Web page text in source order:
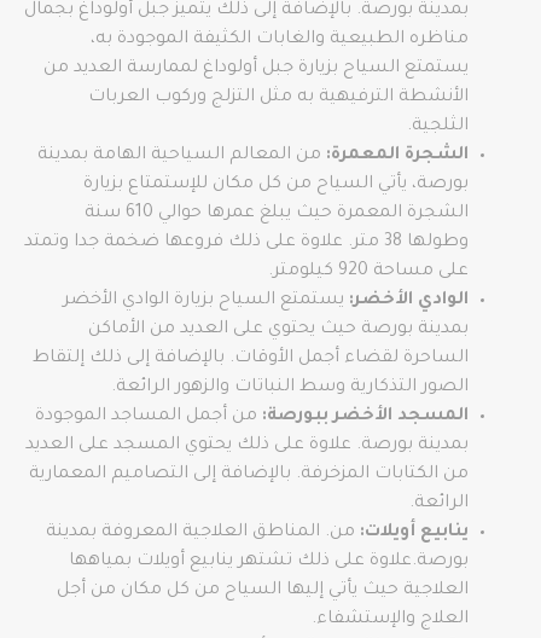
بمدينة بورصة. بالإضافة إلى ذلك يتميز جبل أولوداغ بجمال
مناظره الطبيعية والغابات الكثيفة الموجودة به،
يستمتع السياح بزيارة جبل أولوداغ لممارسة العديد من
الأنشطة الترفيهية به مثل التزلج وركوب العربات
الثلجية.
الشجرة المعمرة: من المعالم السياحية الهامة بمدينة
بورصة، يأتي السياح من كل مكان للإستمتاع بزيارة
الشجرة المعمرة حيث يبلغ عمرها حوالي 610 سنة
وطولها 38 متر. علاوة على ذلك فروعها ضخمة جدا وتمتد
على مساحة 920 كيلومتر.
الوادي الأخضر: يستمتع السياح بزيارة الوادي الأخضر
بمدينة بورصة حيث يحتوي على العديد من الأماكن
الساحرة لقضاء أجمل الأوقات. بالإضافة إلى ذلك إلتقاط
الصور التذكارية وسط النباتات والزهور الرائعة.
المسجد الأخضر ببورصة: من أجمل المساجد الموجودة
بمدينة بورصة. علاوة على ذلك يحتوي المسجد على العديد
من الكتابات المزخرفة. بالإضافة إلى التصاميم المعمارية
الرائعة.
ينابيع أويلات: من. المناطق العلاجية المعروفة بمدينة
بورصة.علاوة على ذلك تشتهر ينابيع أويلات بمياهها
العلاجية حيث يأتي إليها السياح من كل مكان من أجل
العلاج والإستشفاء.